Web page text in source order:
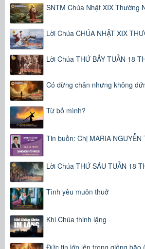
SNTM Chúa Nhật XIX Thường
Lời Chúa CHÚA NHẬT XIX
Lời Chúa THỨ BẢY TUẦN 18
Có dừng chân nhưng không
Từ bỏ mình?
Tin buồn: Chị MARIA NGUYỄN
Lời Chúa THỨ SÁU TUẦN 18
Tình yêu muôn thuở
Khi Chúa thinh lặng